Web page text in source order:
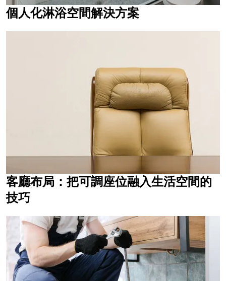
個人化淋浴空間解決方案
客廳布局：把可調座位融入生活空間的
技巧